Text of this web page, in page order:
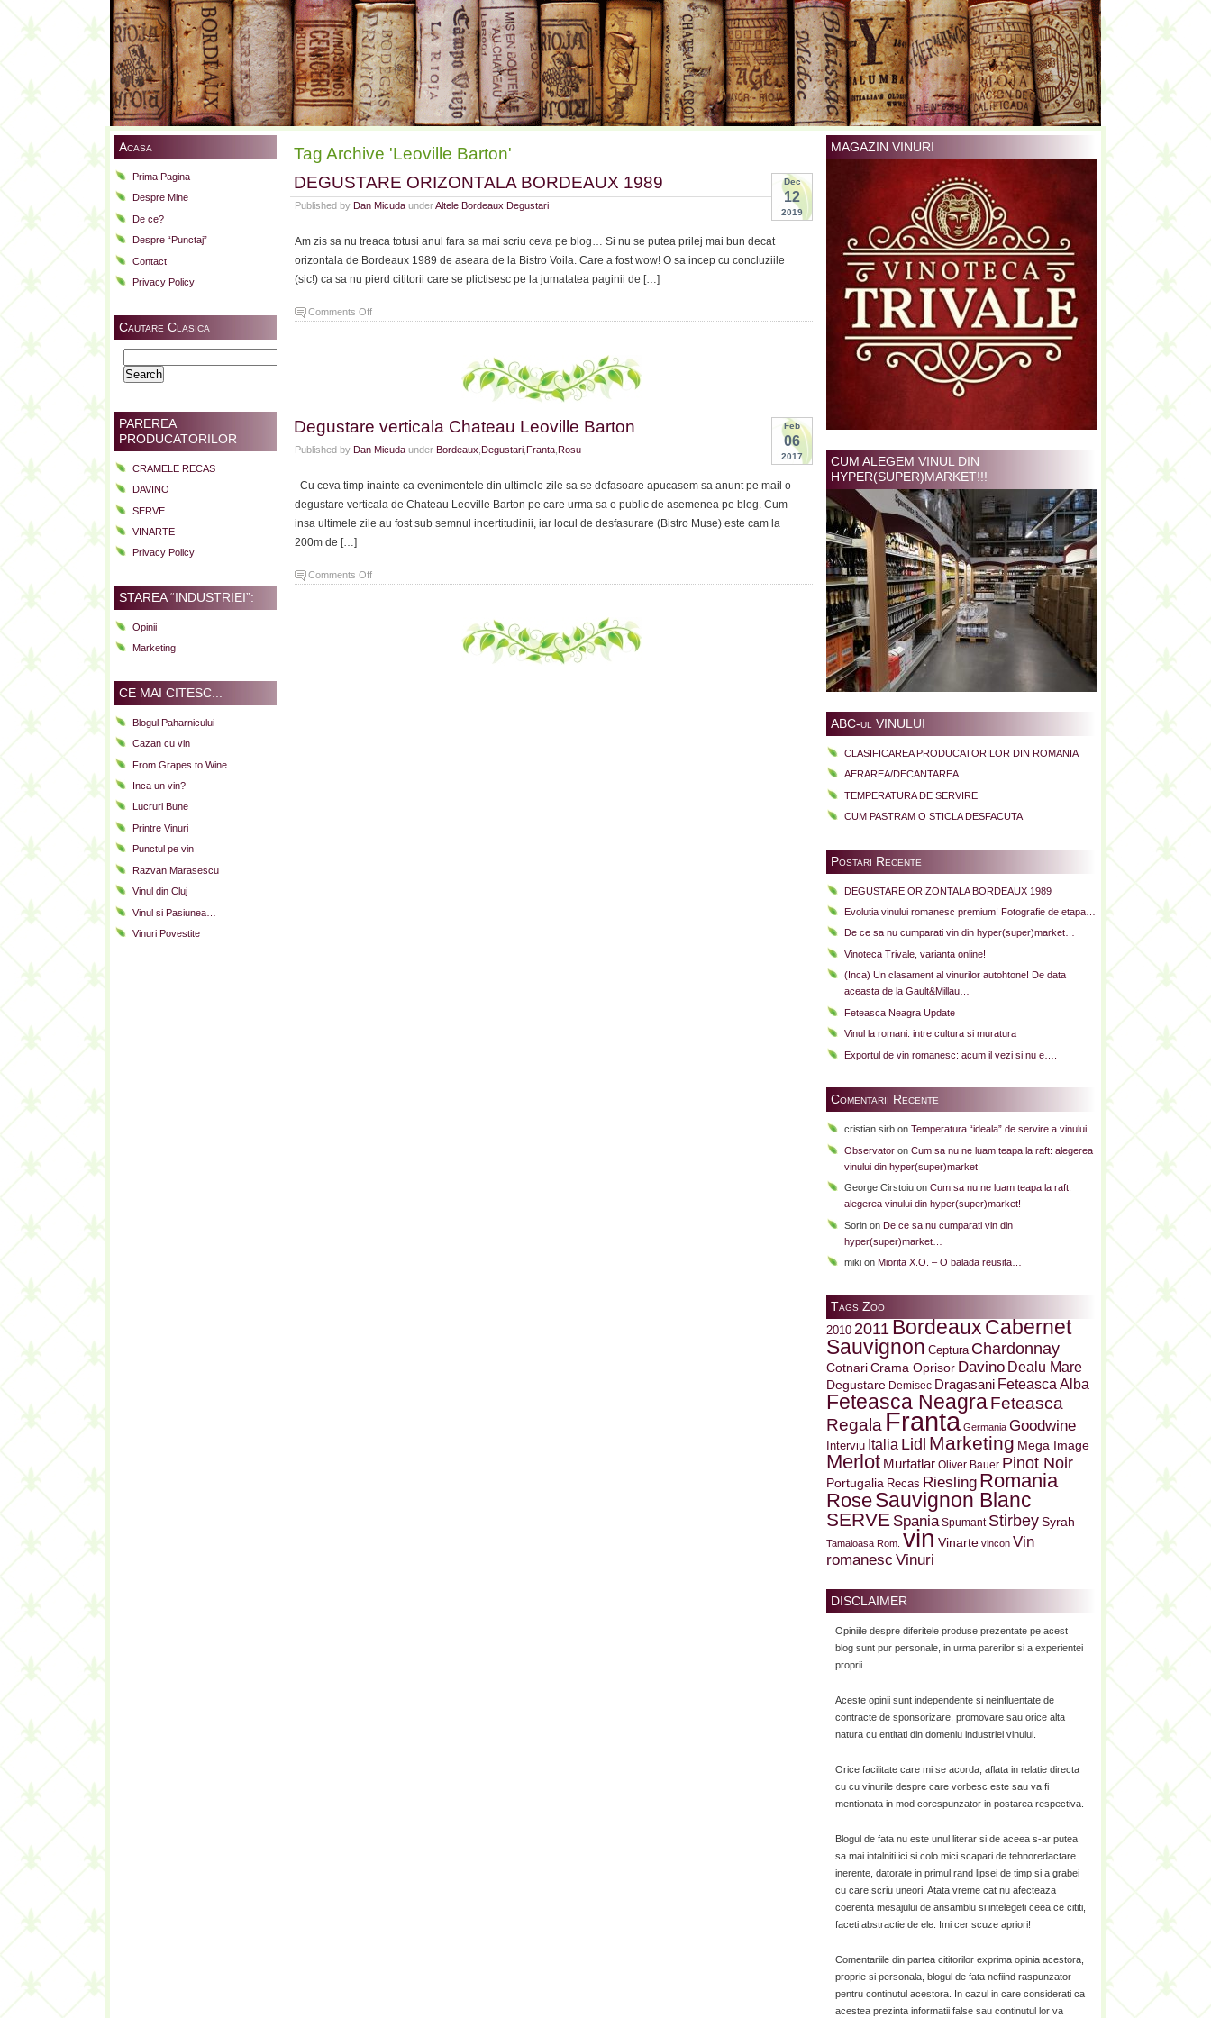
Acasa
Prima Pagina
Despre Mine
De ce?
Despre “Punctaj”
Contact
Privacy Policy
Cautare Clasica
for:
PAREREA
PRODUCATORILOR
CRAMELE RECAS
DAVINO
SERVE
VINARTE
Privacy Policy
STAREA “INDUSTRIEI”:
Opinii
Marketing
CE MAI CITESC...
Blogul Paharnicului
Cazan cu vin
From Grapes to Wine
Inca un vin?
Lucruri Bune
Printre Vinuri
Punctul pe vin
Razvan Marasescu
Vinul din Cluj
Vinul si Pasiunea…
Vinuri Povestite
Tag Archive 'Leoville Barton'
Dec
12
2019
DEGUSTARE ORIZONTALA BORDEAUX 1989
Published by Dan Micuda underAltele Bordeaux Degustari
Am zis sa nu treaca totusi anul fara sa mai scriu ceva pe blog… Si nu se putea prilej mai bun decat
orizontala de Bordeaux 1989 de aseara de la Bistro Voila. Care a fost wow! O sa incep cu concluziile
(sic!) ca sa nu pierd cititorii care se plictisesc pe la jumatatea paginii de […]
Comments Offon
Feb
06
2017
Degustare verticala Chateau Leoville Barton
Published by Dan Micuda under Bordeaux Degustari Franta Rosu
Cu ceva timp inainte ca evenimentele din ultimele zile sa se defasoare apucasem sa anunt pe mail o
degustare verticala de Chateau Leoville Barton pe care urma sa o public de asemenea pe blog. Cum
insa ultimele zile au fost sub semnul incertitudinii, iar locul de desfasurare (Bistro Muse) este cam la
200m de […]
Comments Offon
MAGAZIN VINURI
CUM ALEGEM VINUL DIN
HYPER(SUPER)MARKET!!!
ABC-ul VINULUI
CLASIFICAREA PRODUCATORILOR DIN ROMANIA
AERAREA/DECANTAREA
TEMPERATURA DE SERVIRE
CUM PASTRAM O STICLA DESFACUTA
Postari Recente
DEGUSTARE ORIZONTALA BORDEAUX 1989
Evolutia vinului romanesc premium! Fotografie de etapa…
De ce sa nu cumparati vin din hyper(super)market…
Vinoteca Trivale, varianta online!
(Inca) Un clasament al vinurilor autohtone! De data
aceasta de la Gault&Millau…
Feteasca Neagra Update
Vinul la romani: intre cultura si muratura
Exportul de vin romanesc: acum il vezi si nu e….
Comentarii Recente
cristian sirb on Temperatura “ideala” de servire a vinului…
Observator on Cum sa nu ne luam teapa la raft: alegerea
vinului din hyper(super)market!
George Cirstoiu on Cum sa nu ne luam teapa la raft:
alegerea vinului din hyper(super)market!
Sorin on De ce sa nu cumparati vin din
hyper(super)market…
miki on Miorita X.O. – O balada reusita…
Tags Zoo
2010 2011 BordeauxCabernet
Sauvignon Ceptura Chardonnay
Cotnari Crama Oprisor Davino Dealu Mare
Degustare Demisec Dragasani Feteasca Alba
Feteasca NeagraFeteasca
Regala Franta Germania Goodwine
Interviu Italia Lidl Marketing Mega Image
Merlot Murfatlar Oliver Bauer Pinot Noir
Portugalia Recas Riesling Romania
RoseSauvignon Blanc
SERVE Spania Spumant Stirbey Syrah
Tamaioasa Rom. vin Vinarte vincon Vin
romanesc Vinuri
DISCLAIMER
Opiniile despre diferitele produse prezentate pe acest
blog sunt pur personale, in urma parerilor si a experientei
proprii.
Aceste opinii sunt independente si neinfluentate de
contracte de sponsorizare, promovare sau orice alta
natura cu entitati din domeniu industriei vinului.
Orice facilitate care mi se acorda, aflata in relatie directa
cu cu vinurile despre care vorbesc este sau va fi
mentionata in mod corespunzator in postarea respectiva.
Blogul de fata nu este unul literar si de aceea s-ar putea
sa mai intalniti ici si colo mici scapari de tehnoredactare
inerente, datorate in primul rand lipsei de timp si a grabei
cu care scriu uneori. Atata vreme cat nu afecteaza
coerenta mesajului de ansamblu si intelegeti ceea ce cititi,
faceti abstractie de ele. Imi cer scuze apriori!
Comentariile din partea cititorilor exprima opinia acestora,
proprie si personala, blogul de fata nefiind raspunzator
pentru continutul acestora. In cazul in care considerati ca
acestea prezinta informatii false sau continutul lor va